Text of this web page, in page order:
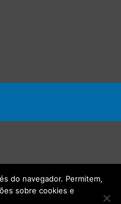
do navegador. Permitem,
sobre cookies e